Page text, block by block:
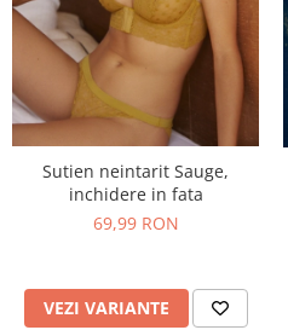
Sutien neintarit Sauge,
inchidere in fata
69,99 RON
VEZI VARIANTE